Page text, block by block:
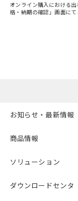
オンライン購入における
格・納期の確認」画面にて
お知らせ・最新情報
商品情報
ソリューション
ダウンロードセンタ